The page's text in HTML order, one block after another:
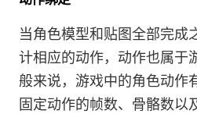
当角色模型和贴图全部完成
计相应的动作，动作也属于
般来说，游戏中的角色动作
固定动作的帧数、骨骼数以